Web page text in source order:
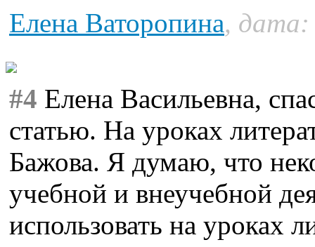
Елена Ваторопина, дата:
#4 Елена Васильевна,
статью. На уроках
Бажова. Я думаю, что
учебной и внеучебной
использовать на уроках